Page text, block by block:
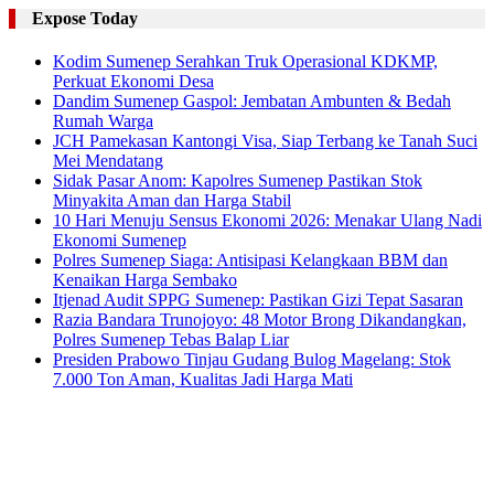
Expose Today
Kodim Sumenep Serahkan Truk Operasional KDKMP,
Perkuat Ekonomi Desa
Dandim Sumenep Gaspol: Jembatan Ambunten & Bedah
Rumah Warga
JCH Pamekasan Kantongi Visa, Siap Terbang ke Tanah Suci
Mei Mendatang
Sidak Pasar Anom: Kapolres Sumenep Pastikan Stok
Minyakita Aman dan Harga Stabil
10 Hari Menuju Sensus Ekonomi 2026: Menakar Ulang Nadi
Ekonomi Sumenep
Polres Sumenep Siaga: Antisipasi Kelangkaan BBM dan
Kenaikan Harga Sembako
Itjenad Audit SPPG Sumenep: Pastikan Gizi Tepat Sasaran
Razia Bandara Trunojoyo: 48 Motor Brong Dikandangkan,
Polres Sumenep Tebas Balap Liar
Presiden Prabowo Tinjau Gudang Bulog Magelang: Stok
7.000 Ton Aman, Kualitas Jadi Harga Mati